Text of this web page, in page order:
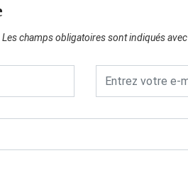
Les champs obligatoires sont indiqués avec